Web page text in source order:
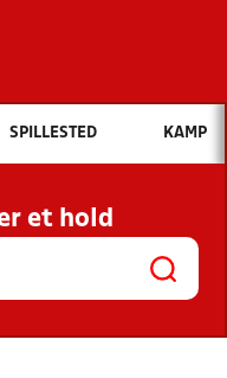
Hvad vil du søge efter?
OG NYHEDER
KLUBBER OG
SPILLESTED KAMP
et hold